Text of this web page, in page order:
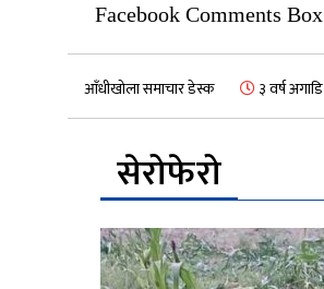
Facebook Comments Box
आँधीखोला समाचार डेस्क ३ वर्ष अगाडि
सेरोफेरो